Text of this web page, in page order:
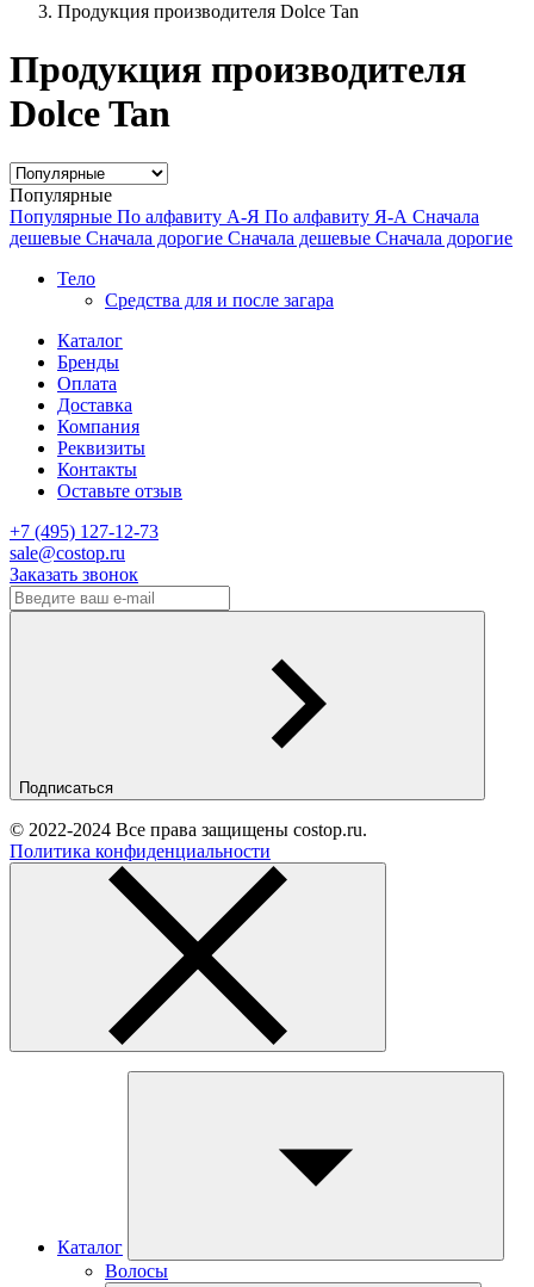
Продукция производителя Dolce Tan
Продукция производителя
Dolce Tan
Популярные
Популярные По алфавиту А-Я По алфавиту Я-А Сначала
дешевые Сначала дорогие Сначала дешевые Сначала дорогие
Тело
Средства для и после загара
Каталог
Бренды
Оплата
Доставка
Компания
Реквизиты
Контакты
Оставьте отзыв
‎+7 (495) 127-12-73
sale@costop.ru
Заказать звонок
Подписаться
© 2022-2024 Все права защищены costop.ru.
Политика конфиденциальности
Каталог
Волосы